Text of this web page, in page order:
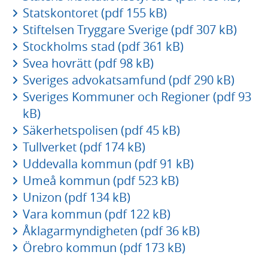
Statskontoret (pdf 155 kB)
Stiftelsen Tryggare Sverige (pdf 307 kB)
Stockholms stad (pdf 361 kB)
Svea hovrätt (pdf 98 kB)
Sveriges advokatsamfund (pdf 290 kB)
Sveriges Kommuner och Regioner (pdf 93
kB)
Säkerhetspolisen (pdf 45 kB)
Tullverket (pdf 174 kB)
Uddevalla kommun (pdf 91 kB)
Umeå kommun (pdf 523 kB)
Unizon (pdf 134 kB)
Vara kommun (pdf 122 kB)
Åklagarmyndigheten (pdf 36 kB)
Örebro kommun (pdf 173 kB)